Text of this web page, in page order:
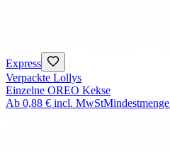
Express
Verpackte Lollys
Einzelne OREO Kekse
Ab 0,88 € incl. MwStMindestmenge